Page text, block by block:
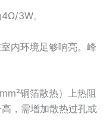
3W。
内环境足够响亮。峰
铜箔散热）上热阻
，需增加散热过孔或